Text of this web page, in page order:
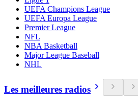
UEFA Champions League
UEFA Europa League
Premier League
NFL
NBA Basketball
Major League Baseball
NHL
Les meilleures radios